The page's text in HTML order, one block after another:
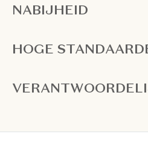
NABIJHEID
HOGE